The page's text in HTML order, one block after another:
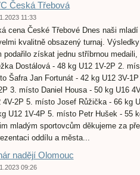
Česká Třebová
11:33
cena České Třebové Dnes naši
kvalitně obsazený turnaj.
podařilo získat jednu stříbrnou
Dostálová - 48 kg U12 1V-2P 2.
Šafra Jan Fortunát - 42 kg U12 3V-
3. místo Daniel Housa - 50 kg U16
4V-2P 5. místo Josef Růžička - 66 kg
U12 1V-4P 5. místo Petr Hušek - 55
mladým sportovcům děkujeme za
oddílu a města...
nadějí Olomouc
09:26